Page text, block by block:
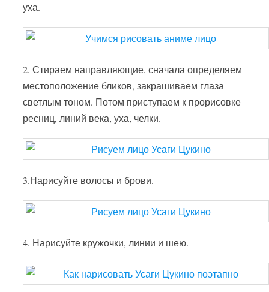
уха.
2. Стираем направляющие, сначала определяем
местоположение бликов, закрашиваем глаза
светлым тоном. Потом приступаем к прорисовке
ресниц, линий века, уха, челки.
3.Нарисуйте волосы и брови.
4. Нарисуйте кружочки, линии и шею.